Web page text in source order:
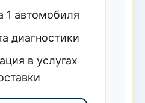
1 автомобиля
диагностики
в услугах